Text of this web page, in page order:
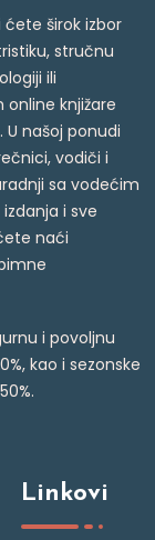
ćete širok izbor
stručnu
ili
online knjižare
našoj ponudi
vodiči i
sa vodećim
i sve
naći
i povoljnu
kao i sezonske
Linkovi